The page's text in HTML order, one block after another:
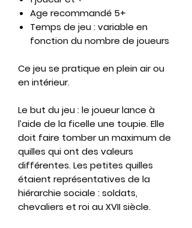
Age recommandé 5+
Temps de jeu : variable en
fonction du nombre de joueurs
Ce jeu se pratique en plein air ou
en intérieur.
Le but du jeu : le joueur lance à
l’aide de la ficelle une toupie. Elle
doit faire tomber un maximum de
quilles qui ont des valeurs
différentes. Les petites quilles
étaient représentatives de la
hiérarchie sociale : soldats,
chevaliers et roi au XVII siècle.